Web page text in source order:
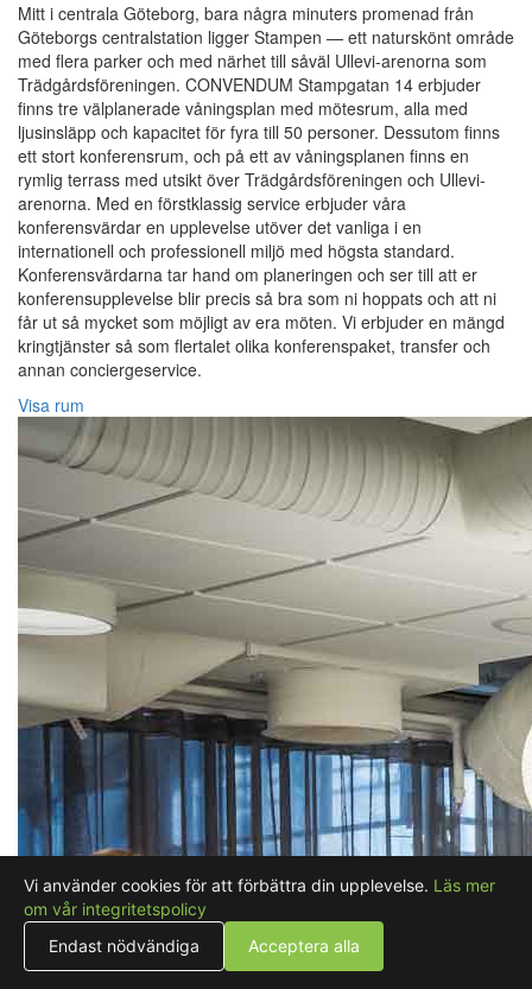
Mitt i centrala Göteborg, bara några minuters promenad från
Göteborgs centralstation ligger Stampen — ett naturskönt område
med flera parker och med närhet till såväl Ullevi-arenorna som
Trädgårdsföreningen. CONVENDUM Stampgatan 14 erbjuder
finns tre välplanerade våningsplan med mötesrum, alla med
ljusinsläpp och kapacitet för fyra till 50 personer. Dessutom finns
ett stort konferensrum, och på ett av våningsplanen finns en
rymlig terrass med utsikt över Trädgårdsföreningen och Ullevi-
arenorna. Med en förstklassig service erbjuder våra
konferensvärdar en upplevelse utöver det vanliga i en
internationell och professionell miljö med högsta standard.
Konferensvärdarna tar hand om planeringen och ser till att er
konferensupplevelse blir precis så bra som ni hoppats och att ni
får ut så mycket som möjligt av era möten. Vi erbjuder en mängd
kringtjänster så som flertalet olika konferenspaket, transfer och
annan conciergeservice.
Visa rum
Vi använder cookies för att förbättra din upplevelse. Läs mer
om vår integritetspolicy
Endast nödvändiga
Acceptera alla